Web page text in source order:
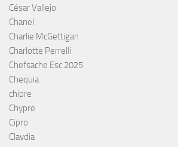
César Vallejo
Chanel
Charlie McGettigan
Charlotte Perrelli
Chefsache Esc 2025
Chequia
chipre
Chypre
Cipro
Clavdia